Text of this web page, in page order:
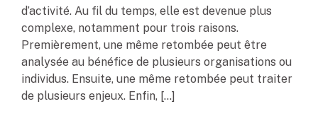
d’activité. Au fil du temps, elle est devenue plus
complexe, notamment pour trois raisons.
Premièrement, une même retombée peut être
analysée au bénéfice de plusieurs organisations ou
individus. Ensuite, une même retombée peut traiter
de plusieurs enjeux. Enfin, […]